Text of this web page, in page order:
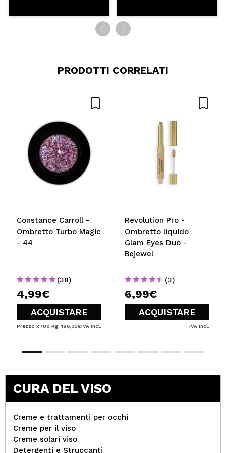
PRODOTTI CORRELATI
Constance Carroll -
Ombretto Turbo Magic
- 44
(38)
4,99€
ACQUISTARE
Prezzo x 100 Kg: 166,33€IVA Incl.
Revolution Pro -
Ombretto liquido
Glam Eyes Duo -
Bejewel
(3)
6,99€
ACQUISTARE
IVA Incl.
CURA DEL VISO
Creme e trattamenti per occhi
Creme per il viso
Creme solari viso
Detergenti e Struccanti